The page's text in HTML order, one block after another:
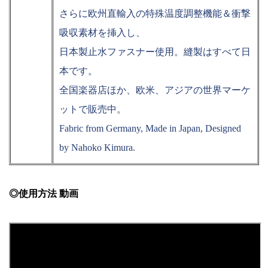
さらに欧州直輸入の特殊温度調整機能＆衝撃
吸収素材を挿入し、
日本製止水ファスナー使用。縫製はすべて日
本です。
全国楽器店ほか、欧米、アジアの世界マーケ
ットで販売中。
Fabric from Germany, Made in Japan, Designed
by Nahoko Kimura.
◎使用方法 動画